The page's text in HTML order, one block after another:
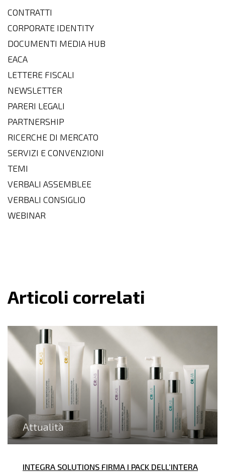
CONTRATTI
CORPORATE IDENTITY
DOCUMENTI MEDIA HUB
EACA
LETTERE FISCALI
NEWSLETTER
PARERI LEGALI
PARTNERSHIP
RICERCHE DI MERCATO
SERVIZI E CONVENZIONI
TEMI
VERBALI ASSEMBLEE
VERBALI CONSIGLIO
WEBINAR
Articoli correlati
Attualità
INTEGRA SOLUTIONS FIRMA I PACK DELL’INTERA